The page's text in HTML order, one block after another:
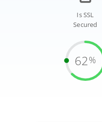
Is SSL
Secured
62%